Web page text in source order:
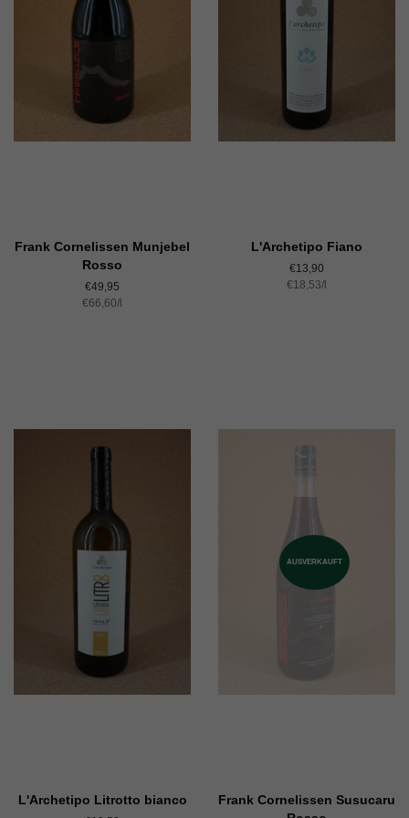
Frank Cornelissen Munjebel
Rosso
Normaler
Preis
€49,95
Einzelpreis
€66,60/
L'Archetipo Fiano
Normaler
Preis
€13,90
Einzelpreis
€18,53/
L'Archetipo Litrotto bianco
AUSVERKAUFT
Frank Cornelissen Susucaru